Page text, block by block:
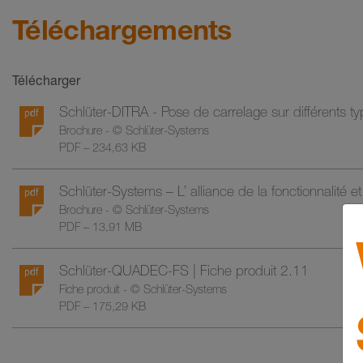
Téléchargements
Télécharger
Schlüter-DITRA - Pose de carrelage sur différents
Brochure - © Schlüter-Systems
PDF – 234,63 KB
Schlüter-Systems – L’ alliance de la fonctionnalité
Brochure - © Schlüter-Systems
PDF – 13,91 MB
Schlüter-QUADEC-FS | Fiche produit 2.11
Fiche produit - © Schlüter-Systems
PDF – 175,29 KB